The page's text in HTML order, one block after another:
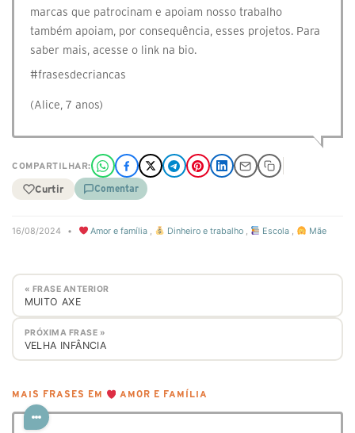
marcas que patrocinam e apoiam nosso trabalho
também apoiam, por consequência, esses projetos. Para
saber mais, acesse o link na bio.
#frasesdecriancas
(Alice, 7 anos)
COMPARTILHAR:
Curtir Comentar
16/08/2024 • Amor e família , Dinheiro e trabalho, Escola , Mãe
« FRASE ANTERIOR
MUITO AXE
PRÓXIMA FRASE »
VELHA INFÂNCIA
MAIS FRASES EM AMOR E FAMÍLIA